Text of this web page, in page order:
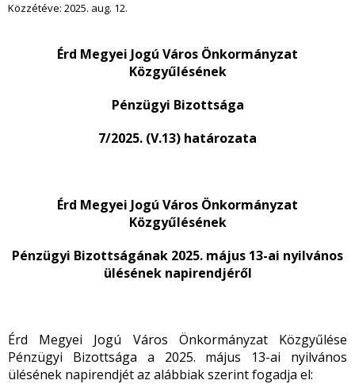
Közzétéve: 2025. aug. 12.
Érd Megyei Jogú Város Önkormányzat
Közgyűlésének
Pénzügyi Bizottsága
7/2025. (V.13) határozata
Érd Megyei Jogú Város Önkormányzat
Közgyűlésének
Pénzügyi Bizottságának 2025. május 13-ai nyilvános
ülésének napirendjéről
Érd Megyei Jogú Város Önkormányzat Közgyűlése
Pénzügyi Bizottsága a 2025. május 13-ai nyilvános
ülésének napirendjét az alábbiak szerint fogadja el: